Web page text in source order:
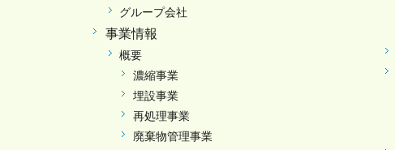
グループ会社
事業情報
概要
濃縮事業
埋設事業
再処理事業
廃棄物管理事業